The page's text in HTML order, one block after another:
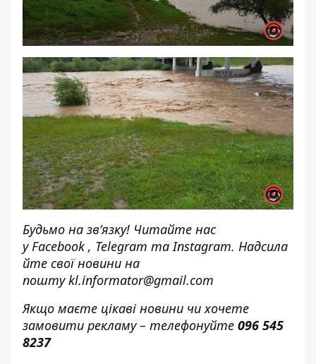
Будьмо на зв’язку! Читайте нас
уFacebook, Telegram таInstagram. Надсила
йте свої новини на
поштуkl.informator@gmail.com
Якщо маєте цікаві новини чи хочете
замовити рекламу – телефонуйте 096 545
8237